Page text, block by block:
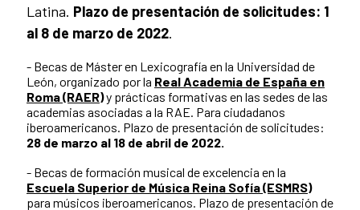
Latina. Plazo de presentación de solicitudes: 1
al 8 de marzo de 2022.
- Becas de Máster en Lexicografía en la Universidad de
León, organizado por la Real Academia de España en
Roma (RAER)y prácticas formativas en las sedes de las
academias asociadas a la RAE. Para ciudadanos
iberoamericanos. Plazo de presentación de solicitudes:
28 de marzo al 18 de abril de 2022.
- Becas de formación musical de excelencia en la
Escuela Superior de Música Reina Sofía (ESMRS)
para músicos iberoamericanos. Plazo de presentación de